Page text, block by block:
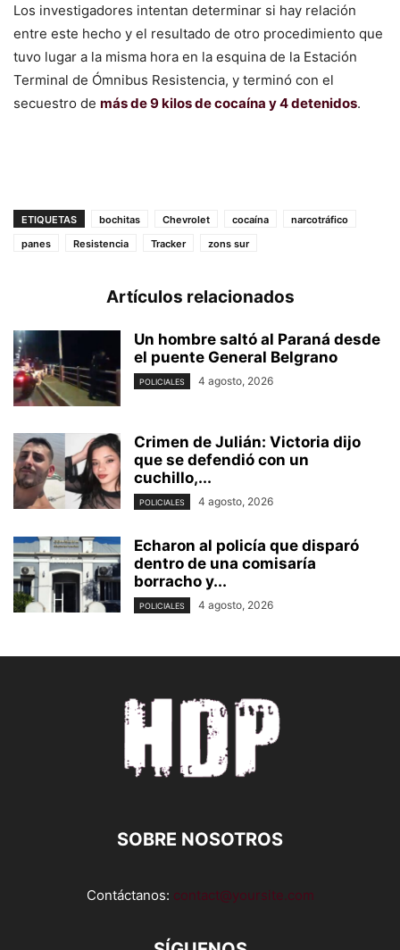
Los investigadores intentan determinar si hay relación
entre este hecho y el resultado de otro procedimiento que
tuvo lugar a la misma hora en la esquina de la Estación
Terminal de Ómnibus Resistencia, y terminó con el
secuestro de más de 9 kilos de cocaína y 4 detenidos.
ETIQUETAS bochitas Chevrolet cocaína
narcotráfico
panes
Resistencia Tracker zons sur
Artículos relacionados
Un hombre saltó al Paraná desde
el puente General Belgrano
POLICIALES 4 agosto, 2026
Crimen de Julián: Victoria dijo
que se defendió con un
cuchillo,...
POLICIALES 4 agosto, 2026
Echaron al policía que disparó
dentro de una comisaría
borracho y...
POLICIALES 4 agosto, 2026
SOBRE NOSOTROS
Contáctanos: contact@yoursite.com